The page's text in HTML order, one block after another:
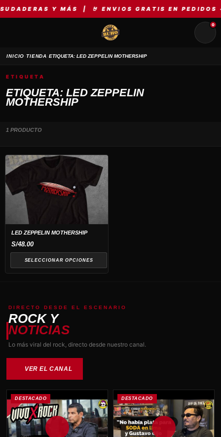
Y MÁS | 🤘 ENVIOS GRATIS EN
0
INICIO›TIENDA›ETIQUETA: LED ZEPPELIN MOTHERSHIP
ETIQUETA
ETIQUETA: LED ZEPPELIN
MOTHERSHIP
1 PRODUCTO
LED ZEPPELIN MOTHERSHIP
S/48.00
SELECCIONAR OPCIONES
Este
producto
tiene
múltiples
variantes.
opciones
se
pueden
elegir
de
producto
DIRECTO DESDE EL ESCENARIO
ROCK Y
NOTICIAS
Lo más viral del rock, directo desde nuestro canal.
VER EL CANAL
DESTACADO DESTACADO